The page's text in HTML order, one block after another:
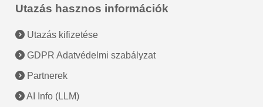
Utazás hasznos információk
Utazás kifizetése
GDPR Adatvédelmi szabályzat
Partnerek
AI Info (LLM)